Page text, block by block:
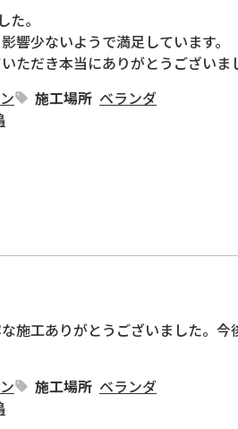
。
響少ないようで満足しています。
ただき本当にありがとうございま
施工場所 ベランダ
施工ありがとうございました。今
施工場所 ベランダ